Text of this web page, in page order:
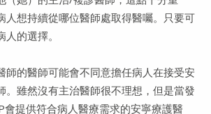
人想持續從哪位醫師處取得醫囑。只要可
的選擇。
師的醫師可能會不同意擔任病人在接受安
。雖然沒有主治醫師很不理想，但是當發
會提供符合病人醫療需求的安寧療護醫